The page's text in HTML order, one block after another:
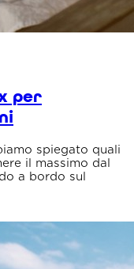
per
spiegato quali
il massimo dal
a bordo sul